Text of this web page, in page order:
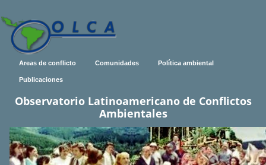
Areas de conflicto Comunidades Política ambiental
Publicaciones
Observatorio Latinoamericano de Conflictos
Ambientales